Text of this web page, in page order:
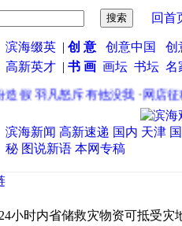
回首
滨海缀英| 创 意 创意中国
创
高新英才 | 书 画 画坛 书坛 名
假 羽凡怒斥有他没我·网店征
滨海新闻 高新速递 国内 天津
秘 图说新语 本网专稿
小时内省储救灾物资可抵受灾